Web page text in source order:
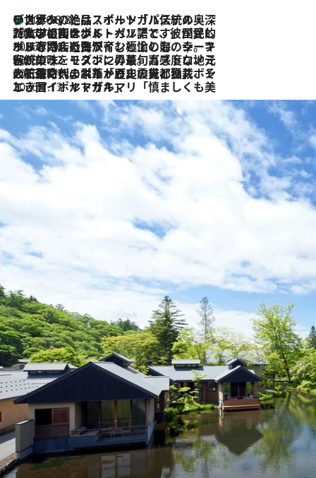
2026.8.8
リスボンの絶品スイーツ「パステル・デ・ナタ」とは？ポルトガル伝統の奥深い世界へ
2026.7.27
「私の祖国はポルトガル語です」国民的詩人フェルナンド・ペソアと、彼が愛した文学の街を歩く
2026.7.26
ポルトガル近海が育む極上の海の幸。キリリと冷えた白ワインと愉しむ、シーフード専門店の贅沢
2026.7.22
伝統の味をモダンに昇華。高感度な地元客が集う、リスボンの最旬ガストロノミー
2026.7.21
大航海時代の栄華から、震災、独裁、そして革命へ。ポルトガル・首都リスボンの石畳に刻まれた「歴史の光と影」
2026.7.13
エッセイ・ヤマザキマリ「慎ましくも美しき国 ポルトガル」